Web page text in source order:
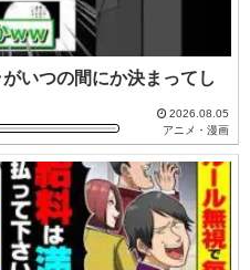
いつの間にか決まってし
2026.08.05
アニメ・漫画